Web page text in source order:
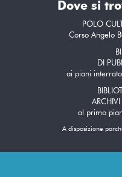
Dove si
POLO
Corso Angelo
DI
ai piani
ARCHIVI
al primo
A disposizione